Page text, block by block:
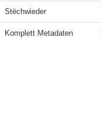
Stëchwieder
Komplett Metadaten